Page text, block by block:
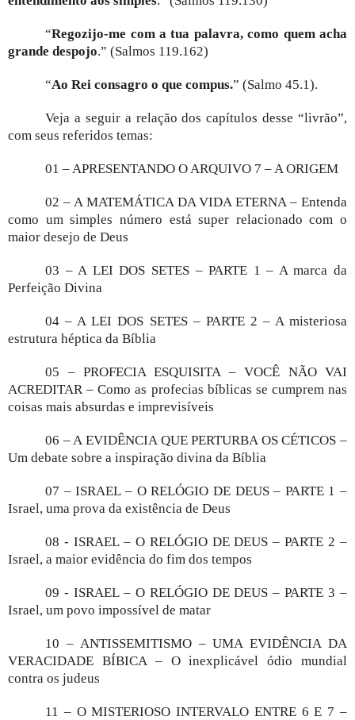
“Regozijo-me com a tua palavra, como quem acha
grande despojo.” (Salmos 119.162)
“Ao Rei consagro o que compus.” (Salmo 45.1).
Veja a seguir a relação dos capítulos desse “livrão”,
com seus referidos temas:
01 – APRESENTANDO O ARQUIVO 7 – A ORIGEM
02 – A MATEMÁTICA DA VIDA ETERNA – Entenda
como um simples número está super relacionado com o
maior desejo de Deus
03 – A LEI DOS SETES – PARTE 1 – A marca da
Perfeição Divina
04 – A LEI DOS SETES – PARTE 2 – A misteriosa
estrutura héptica da Bíblia
05 – PROFECIA ESQUISITA – VOCÊ NÃO VAI
ACREDITAR – Como as profecias bíblicas se cumprem nas
coisas mais absurdas e imprevisíveis
06 – A EVIDÊNCIA QUE PERTURBA OS CÉTICOS –
Um debate sobre a inspiração divina da Bíblia
07 – ISRAEL – O RELÓGIO DE DEUS – PARTE 1 –
Israel, uma prova da existência de Deus
08 - ISRAEL – O RELÓGIO DE DEUS – PARTE 2 –
Israel, a maior evidência do fim dos tempos
09 - ISRAEL – O RELÓGIO DE DEUS – PARTE 3 –
Israel, um povo impossível de matar
10 – ANTISSEMITISMO – UMA EVIDÊNCIA DA
VERACIDADE BÍBICA – O inexplicável ódio mundial
contra os judeus
11 – O MISTERIOSO INTERVALO ENTRE 6 E 7 –